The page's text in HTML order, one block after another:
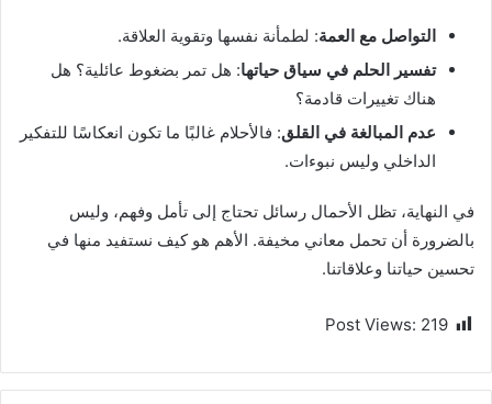
التواصل مع العمة: لطمأنة نفسها وتقوية العلاقة.
تفسير الحلم في سياق حياتها: هل تمر بضغوط عائلية؟ هل
هناك تغييرات قادمة؟
عدم المبالغة في القلق: فالأحلام غالبًا ما تكون انعكاسًا للتفكير
الداخلي وليس نبوءات.
في النهاية، تظل الأحمال رسائل تحتاج إلى تأمل وفهم، وليس
بالضرورة أن تحمل معاني مخيفة. الأهم هو كيف نستفيد منها في
تحسين حياتنا وعلاقاتنا.
Post Views: 219